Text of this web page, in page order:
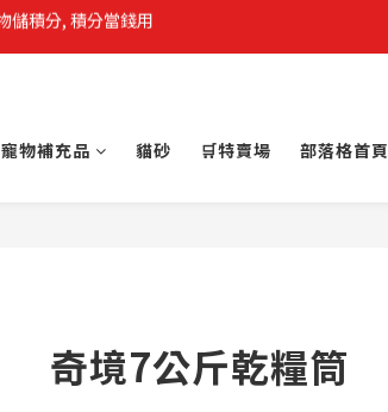
寵物補充品 貓砂 🛒特賣場 部落格首頁
奇境7公斤乾糧筒